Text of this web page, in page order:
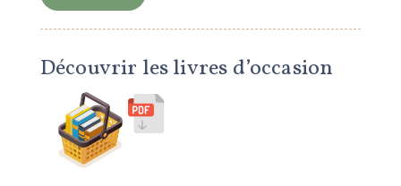
Découvrir les livres d’occasion